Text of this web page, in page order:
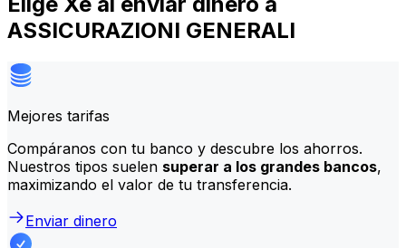
ASSICURAZIONI GENERALI
Mejores tarifas
Compáranos con tu banco y descubre los ahorros.
Nuestros tipos suelen superar a los grandes bancos,
maximizando el valor de tu transferencia.
Enviar dinero